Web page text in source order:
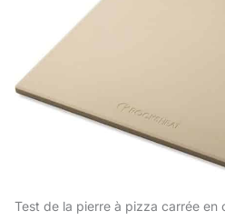
Test de la pierre à pizza carrée en